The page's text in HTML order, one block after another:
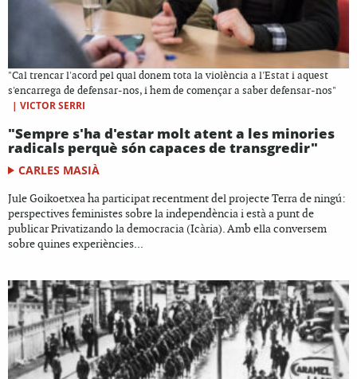
"Cal trencar l'acord pel qual donem tota la violència a l'Estat i aquest
s'encarrega de defensar-nos, i hem de començar a saber defensar-nos"
| VICTOR SERRI
"Sempre s'ha d'estar molt atent a les minories
radicals perquè són capaces de transgredir"
CARLES MASIÀ
Jule Goikoetxea ha participat recentment del projecte Terra de ningú:
perspectives feministes sobre la independència i està a punt de
publicar Privatizando la democracia (Icària). Amb ella conversem
sobre quines experiències...